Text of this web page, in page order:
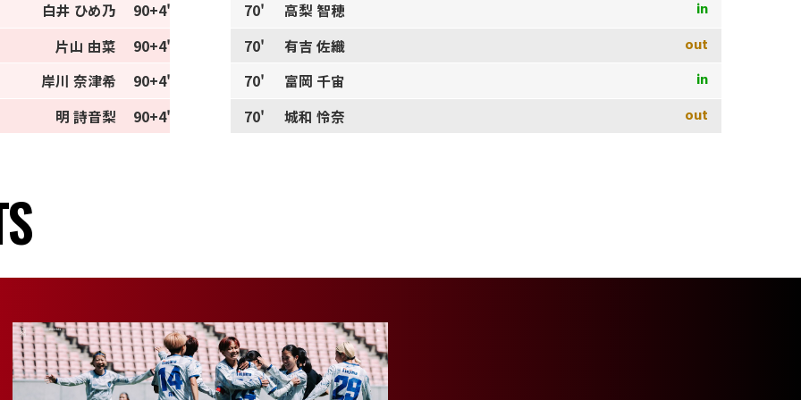
白井 ひめ乃
90+4'
片山 由菜
90+4'
岸川 奈津希
90+4'
明 詩音梨
90+4'
in
高梨 智穂
70'
out
有吉 佐織
70'
in
富岡 千宙
70'
out
城和 怜奈
70'